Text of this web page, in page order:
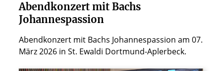
Abendkonzert mit Bachs
Johannespassion
Abendkonzert mit Bachs Johannespassion am 07.
März 2026 in St. Ewaldi Dortmund-Aplerbeck.